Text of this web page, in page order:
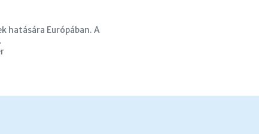
hatására Európában. A